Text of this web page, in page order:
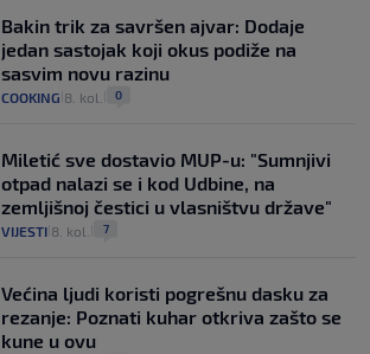
Bakin trik za savršen ajvar: Dodaje
jedan sastojak koji okus podiže na
sasvim novu razinu
COOKING 8. kol. 0
Miletić sve dostavio MUP-u: "Sumnjivi
otpad nalazi se i kod Udbine, na
zemljišnoj čestici u vlasništvu države"
VIJESTI 8. kol. 7
Većina ljudi koristi pogrešnu dasku za
rezanje: Poznati kuhar otkriva zašto se
kune u ovu